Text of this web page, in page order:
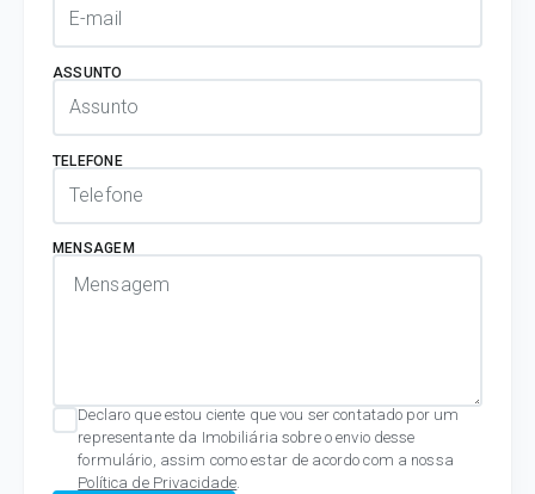
ASSUNTO
TELEFONE
MENSAGEM
Declaro que estou ciente que vou ser contatado por um
representante da Imobiliária sobre o envio desse
formulário, assim como estar de acordo com a nossa
Política de Privacidade.